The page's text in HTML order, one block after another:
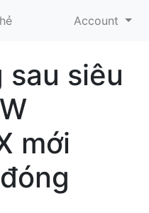
Account
sau siêu
mới